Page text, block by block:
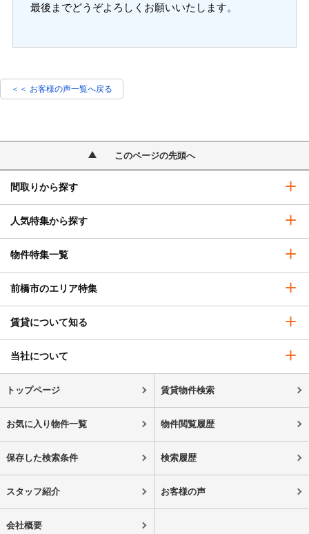
最後までどうぞよろしくお願いいたします。
＜＜ お客様の声一覧へ戻る
このページの先頭へ
間取りから探す
人気特集から探す
物件特集一覧
前橋市のエリア特集
賃貸について知る
当社について
トップページ 賃貸物件検索
お気に入り物件一覧 物件閲覧履歴
保存した検索条件 検索履歴
スタッフ紹介 お客様の声
会社概要